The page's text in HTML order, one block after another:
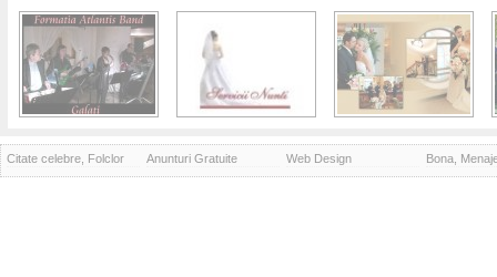
Citate celebre, Folclor Anunturi Gratuite Web Design Bona,